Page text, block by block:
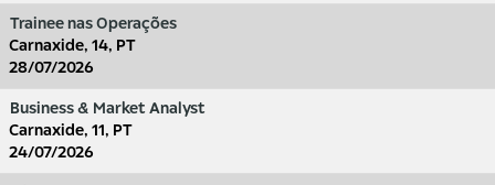
Trainee nas Operações
Carnaxide, 14, PT
28/07/2026
Business & Market Analyst
Carnaxide, 11, PT
24/07/2026